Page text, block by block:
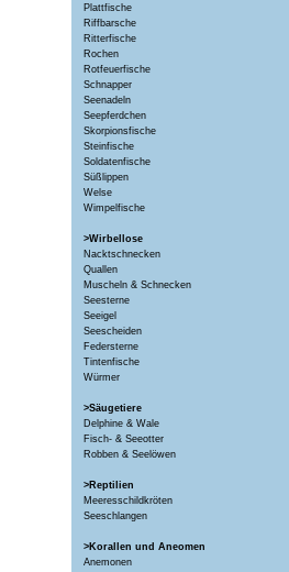
Plattfische
Riffbarsche
Ritterfische
Rochen
Rotfeuerfische
Schnapper
Seenadeln
Seepferdchen
Skorpionsfische
Steinfische
Soldatenfische
Süßlippen
Welse
Wimpelfische
>Wirbellose
Nacktschnecken
Quallen
Muscheln & Schnecken
Seesterne
Seeigel
Seescheiden
Federsterne
Tintenfische
Würmer
>Säugetiere
Delphine & Wale
Fisch- & Seeotter
Robben & Seelöwen
>Reptilien
Meeresschildkröten
Seeschlangen
>Korallen und Aneomen
Anemonen